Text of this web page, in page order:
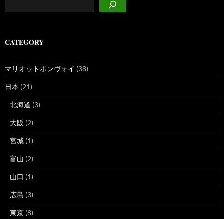
CATEGORY
マリオットボンヴォイ (38)
日本 (21)
北海道 (3)
大阪 (2)
宮城 (1)
富山 (2)
山口 (1)
広島 (3)
東京 (8)